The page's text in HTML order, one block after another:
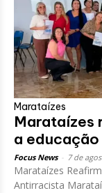
Marataízes
Marataízes
a
Focus News 7 de
Marataízes